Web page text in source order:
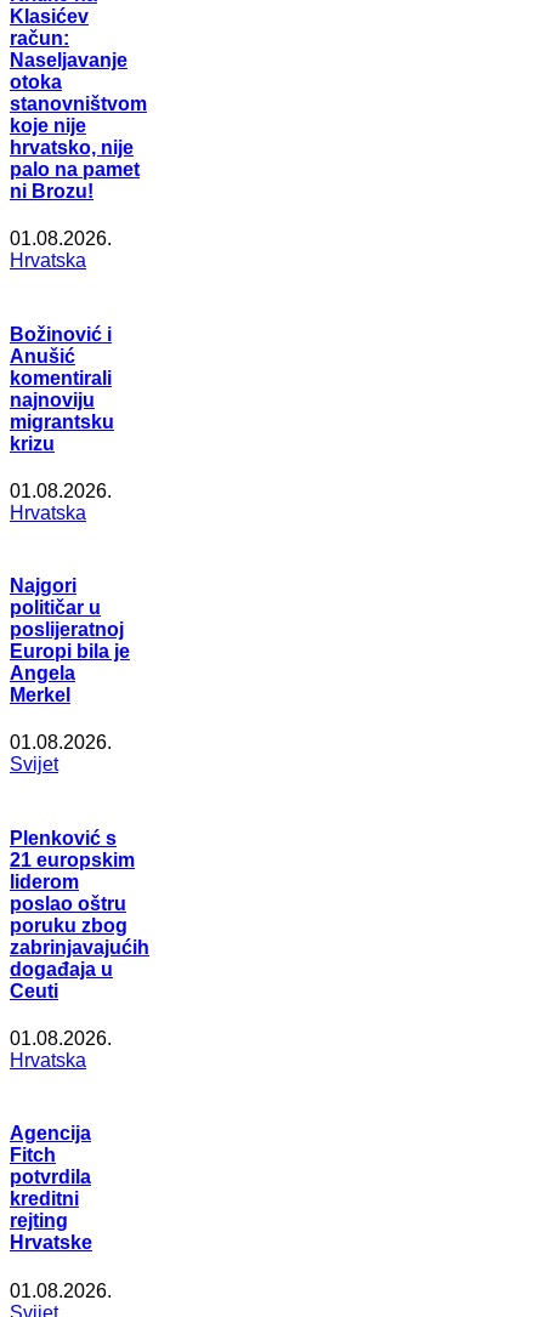
Klasićev
račun:
Naseljavanje
otoka
stanovništvom
koje nije
hrvatsko, nije
palo na pamet
ni Brozu!
01.08.2026.
Hrvatska
Božinović i
Anušić
komentirali
najnoviju
migrantsku
krizu
01.08.2026.
Hrvatska
Najgori
političar u
poslijeratnoj
Europi bila je
Angela
Merkel
01.08.2026.
Svijet
Plenković s
21 europskim
liderom
poslao oštru
poruku zbog
zabrinjavajućih
događaja u
Ceuti
01.08.2026.
Hrvatska
Agencija
Fitch
potvrdila
kreditni
rejting
Hrvatske
01.08.2026.
Svijet